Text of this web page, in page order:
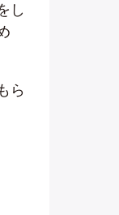
し
ら